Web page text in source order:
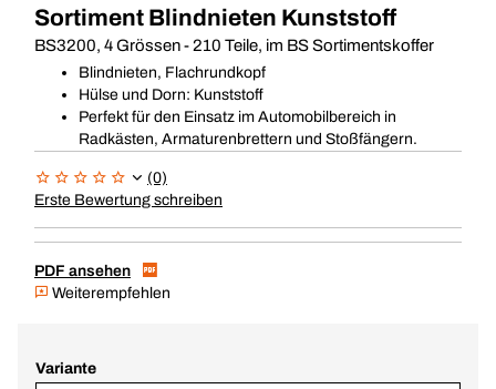
Sortiment Blindnieten Kunststoff
BS3200, 4 Grössen - 210 Teile, im BS Sortimentskoffer
Blindnieten, Flachrundkopf
Hülse und Dorn: Kunststoff
Perfekt für den Einsatz im Automobilbereich in
Radkästen, Armaturenbrettern und Stoßfängern.
(0)
Erste Bewertung schreiben
PDF ansehen
Weiterempfehlen
Variante